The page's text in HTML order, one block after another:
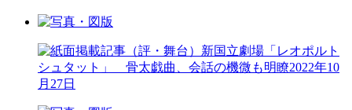
（評・舞台）新国立劇場「レオポルト
シュタット」 骨太戯曲、会話の機微も明瞭2022年10
月27日